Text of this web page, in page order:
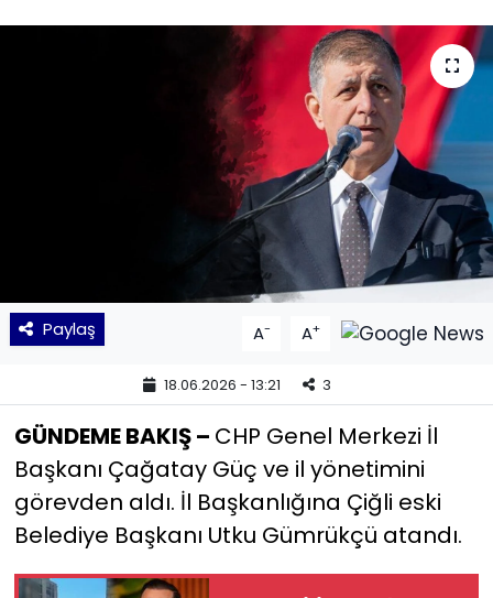
Paylaş A- A+
18.06.2026 - 13:21 3
GÜNDEME BAKIŞ – CHP Genel Merkezi İl
Başkanı Çağatay Güç ve il yönetimini
görevden aldı. İl Başkanlığına Çiğli eski
Belediye Başkanı Utku Gümrükçü atandı.
Yaşam
YEREL POLİTİKA
YEREL YÖNETİMLER
Yurt